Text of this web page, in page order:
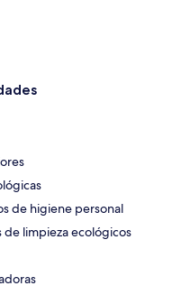
de higiene personal
limpieza ecológicos